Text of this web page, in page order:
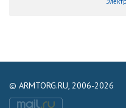
© ARMTORG.RU, 2006-2026